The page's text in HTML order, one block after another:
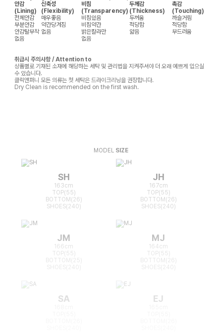
안감
(Lining)
신축성
(Flexibility)
비침
(Transparency)
두께감
(Thickness)
촉감
(Touching)
전체안감
매우좋음 비침있음 두꺼움
까슬거림
부분안감
약간당겨짐 비침약간 적당함
적당함
안감탈부착 없음 밝은칼라만 얇음
부드러움
없음
없음
취급시 주의사항 / Attention to
상품별로 기재된 소재에 해당하는 세탁 및 관리법을 지켜주셔야 더 오래 예쁘게 입으실
수 있습니다.
클릭앤퍼니 모든 의류는 첫 세탁은 드라이크리닝을 권장합니다.
Dry Clean is recommended on the first wash.
MODEL SIZE
SH
163cm
TOP(55)
BOTTOM(26)
SHOES(240)
JH
167cm
TOP(55)
BOTTOM(26)
SHOES(240)
JM
166cm
TOP(55)
BOTTOM(25)
MJ
164cm
TOP(55)
BOTTOM(26)
SA EJ